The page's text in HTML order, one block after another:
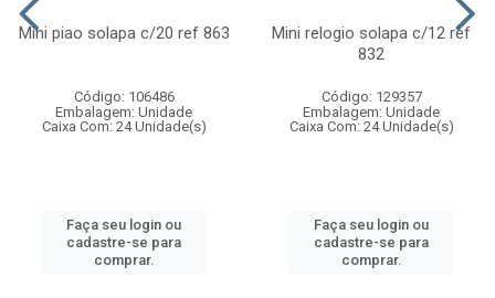
Mini piao solapa c/20 ref 863
Código: 106486
Embalagem: Unidade
Caixa Com: 24 Unidade(s)
Faça seu login ou
cadastre-se para
comprar.
Mini relogio solapa c/12 ref
832
Código: 129357
Embalagem: Unidade
Caixa Com: 24 Unidade(s)
Faça seu login ou
cadastre-se para
comprar.